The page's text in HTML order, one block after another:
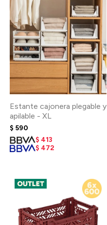
Estante cajonera plegable y
apilable - XL
$ 590
$ 413
$ 472